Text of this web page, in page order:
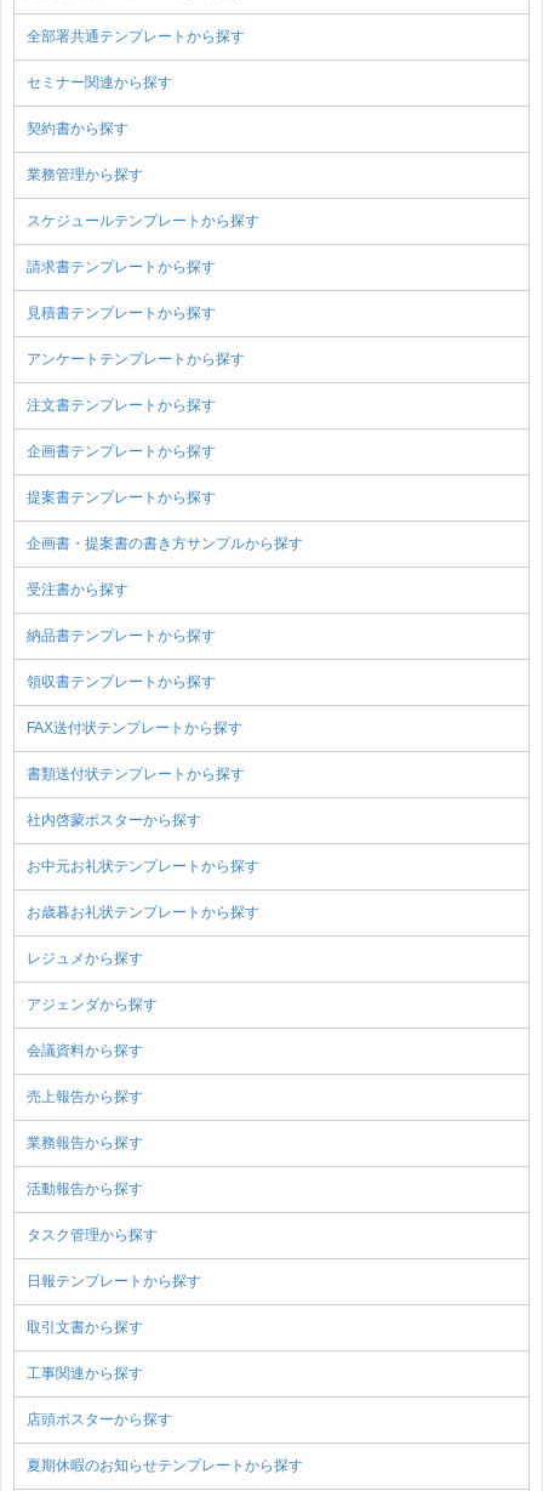
全部署共通テンプレートから探す
セミナー関連から探す
契約書から探す
業務管理から探す
スケジュールテンプレートから探す
請求書テンプレートから探す
見積書テンプレートから探す
アンケートテンプレートから探す
注文書テンプレートから探す
企画書テンプレートから探す
提案書テンプレートから探す
企画書・提案書の書き方サンプルから探す
受注書から探す
納品書テンプレートから探す
領収書テンプレートから探す
FAX送付状テンプレートから探す
書類送付状テンプレートから探す
社内啓蒙ポスターから探す
お中元お礼状テンプレートから探す
お歳暮お礼状テンプレートから探す
レジュメから探す
アジェンダから探す
会議資料から探す
売上報告から探す
業務報告から探す
活動報告から探す
タスク管理から探す
日報テンプレートから探す
取引文書から探す
工事関連から探す
店頭ポスターから探す
夏期休暇のお知らせテンプレートから探す